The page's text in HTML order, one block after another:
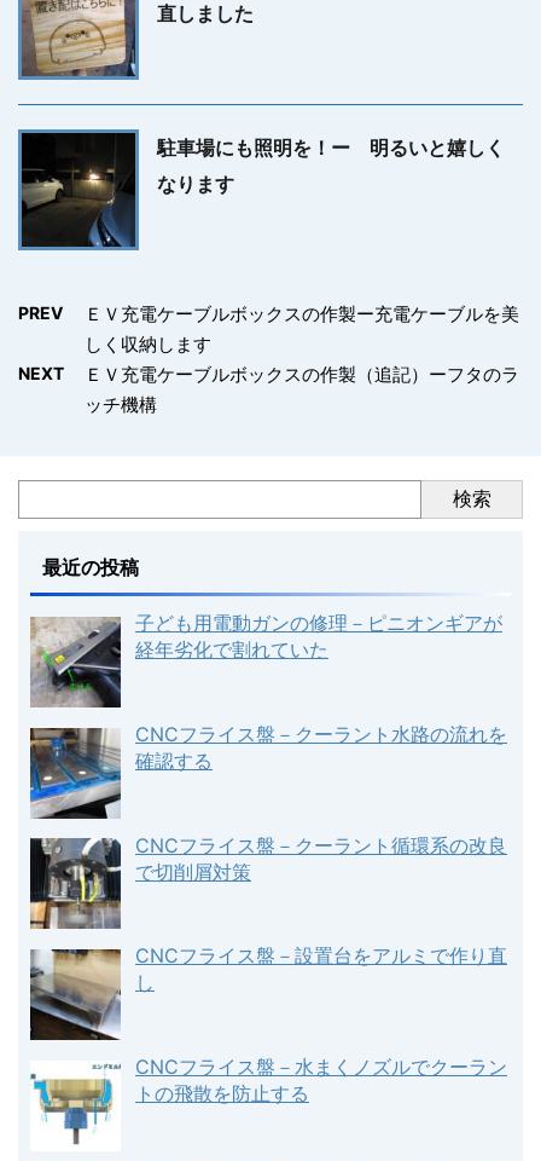
直しました
駐車場にも照明を！ー 明るいと嬉しく
なります
PREV
ＥＶ充電ケーブルボックスの作製ー充電ケーブルを美
しく収納します
NEXT
ＥＶ充電ケーブルボックスの作製（追記）ーフタのラ
ッチ機構
検索
最近の投稿
子ども用電動ガンの修理－ピニオンギアが
経年劣化で割れていた
CNCフライス盤－クーラント水路の流れを
確認する
CNCフライス盤－クーラント循環系の改良
で切削屑対策
CNCフライス盤－設置台をアルミで作り直
し
CNCフライス盤－水まくノズルでクーラン
トの飛散を防止する